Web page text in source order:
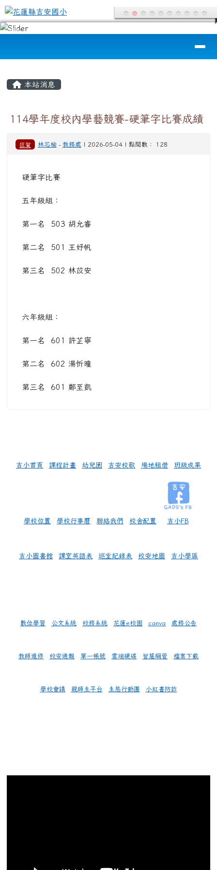
跳至主內容區
花蓮縣吉安國小
本站消息
114學年度校內學藝競賽-硬筆字比賽成績
狂賀 林芯榆- 教務處 | 2026-05-04 | 點閱數： 128
硬筆字比賽
五年級組：
第一名 503 胡允睿
第二名 501 王妤帆
第三名 502 林苡安
六年級組：
第一名 601 許芷寧
第二名 602 湯忻曈
第三名 601 鄭至凱
吉小首頁 課程計畫 幼兒園 吉安校歌 場地租借 班級成果
學校位置 學校行事曆 聯絡我們 校舍配置 吉小FB
吉小圖書館 課室英語表 巡堂紀錄表 校安地圖 吉小學區
數位學習 公文系統 校務系統 花蓮e校園 canva 處務公告
教師進修 校安通報 單一帳號 雲端硬碟 智慧網管 檔案下載
學校會議 親師生平台 生態行動團 小紅書防詐